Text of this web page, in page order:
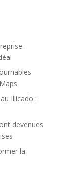
:
Illicado :
devenues
la